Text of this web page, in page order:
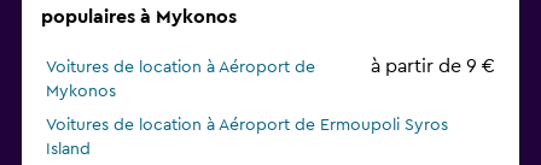
populaires à Mykonos
Voitures de location à Aéroport de
Mykonos
à partir de 9 €
Voitures de location à Aéroport de Ermoupoli Syros
Island